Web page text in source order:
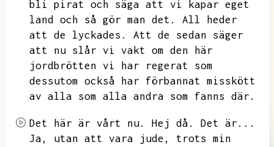
bli pirat och säga att vi kapar eget
land och så gör man det.
All heder
att de lyckades.
Att de sedan säger
att nu slår vi vakt om den här
jordbrötten vi har regerat som
dessutom också har förbannat misskött
av alla som alla andra som fanns där.
Det här är vårt nu. Hej då.
Det är...
Ja,
utan att vara jude,
trots min